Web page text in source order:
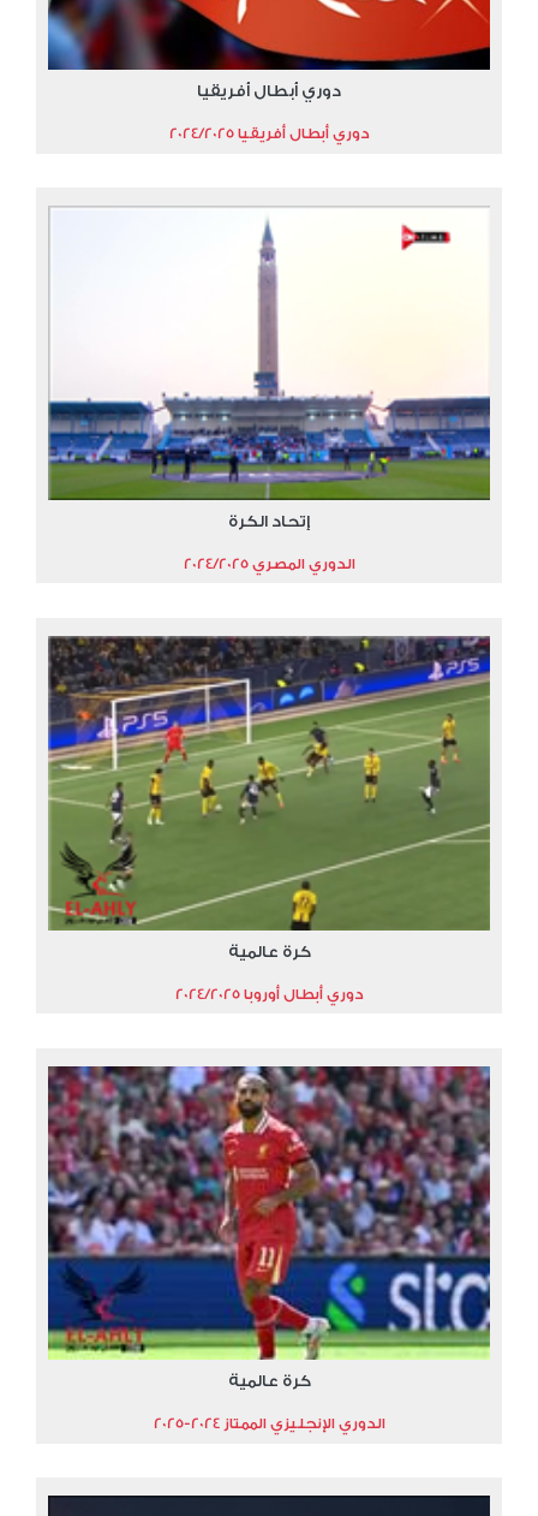
دوري أبطال أفريقيا
دوري أبطال أفريقيا 2024/2025
إتحاد الكرة
الدوري المصري 2024/2025
كرة عالمية
دوري أبطال أوروبا 2024/2025
كرة عالمية
الدوري الإنجليزي الممتاز 2024-2025